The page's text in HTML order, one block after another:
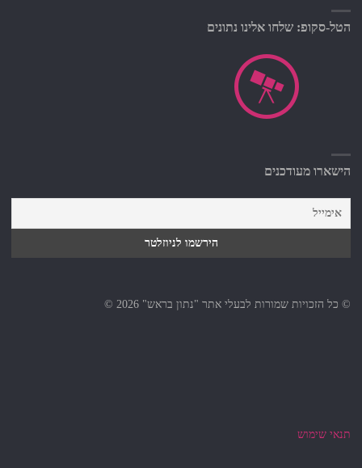
הטל-סקופ: שלחו אלינו נתונים
הישארו מעודכנים
© כל הזכויות שמורות לבעלי אתר "נתון בראש" 2026 ©
תנאי שימוש